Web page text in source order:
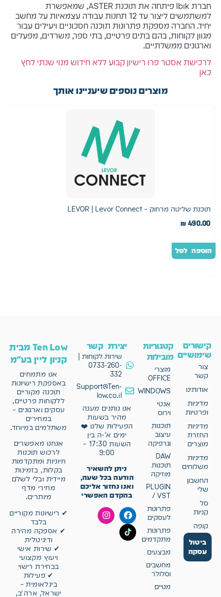
חברת Ibik פיתחה את תוכנת ASTER, שמאפשרת
למשתמשים ליצור עד 12 תחנות עבודה עצמאיות על מחשב
יחיד. החברה מספקת פתרונות תוכנה חסכוניים ויעילים עבור
מגוון לקוחות, בהם בתים פרטיים, בתי ספר, משרדים, מפעלים
וארגונים ממשלתיים.
לרכישת אסטר פרו רישיון קבוע ללא חידוש מנוי שנתי לחץ
כאן
מוצרים נוספים שיעניינו אותך
תוכנת שליטה מרחוק – LEVOR | Levor Connect
₪ 490.00
הוספה לסל
קישורים
שימושיים
צור
קשר
אודותינו
מדיניות
ופרטיות
מדיניות
החזרת
מוצרים
מדיניות
משלוחים
החשבון
שלי
סל
קניות
קופה
ביטול
עסקה
קטגוריות
מובילות
מוצרי
OFFICE
WINDOWS
אנטי
וירוס
תוכנות
עיצוב
וגרפיקה
DAW
תוכנות
מוזיקה
PLUGIN
/ VST
פתרונות
לעסקים
פתרונות
מתקדמים
מבצעים
מחשבים
וסלולר
מנויים
יצירת קשר
שירות לקוחות |
0733-260-
332
Support@Ten-
low.co.il
אנו נותנים מענה
מהיר בשעות
הפעילות שלנו ❤️
ימים א'-ה בין
השעות 17:30 –
9:00
ניתן להשאיר
הודעה בכל שעה,
ואנו נחזור אליכם
בהקדם האפשרי
Ten Low מבית
קניון ליין בע"מ
אנו מתמחים
באספקת רישיונות
תוכנה מקוריים
ללקוחות פרטיים,
עסקים וארגונים –
במחירים
משתלמים במיוחד.
אנחנו מאפשרים
לרכוש תוכנות
חיוניות ומתקדמות
בקלות, בזמינות
מיידית ובלי לשלם
מחירי מדף
מיותרים.
✔ רישיונות מקוריים
בלבד
✔ אספקה מהירה
ודיגיטלית
✔ שירות אישי
ויעוץ מקצועי
בבחירת רישוי
✔ פעילות
בינלאומית –
ישראל, ארה״ב,